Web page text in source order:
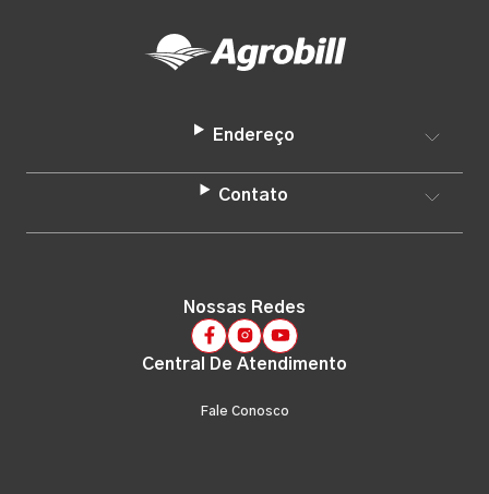
Endereço
Contato
Nossas Redes
Central De Atendimento
Fale Conosco